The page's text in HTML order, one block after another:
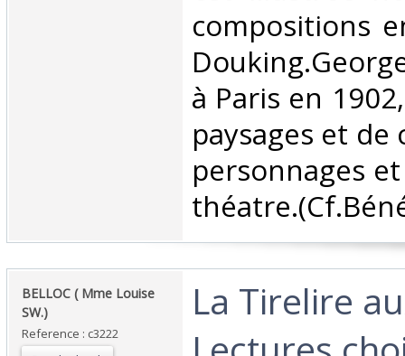
compositions
à Paris en
paysages et
personnages
‎BELLOC ( Mme Louise
SW.)‎
Reference : c3222
‎La Tirelire